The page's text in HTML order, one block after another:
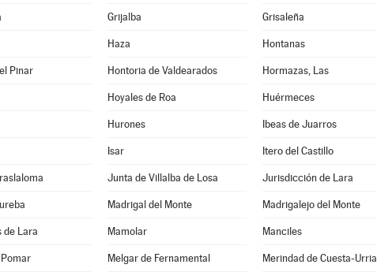
Grijalba Grisaleña
Haza Hontanas
Pinar Hontoria de Valdearados Hormazas, Las
Hoyales de Roa Huérmeces
Hurones Ibeas de Juarros
Isar Itero del Castillo
Junta de Villalba de Losa Jurisdicción de Lara
Madrigal del Monte Madrigalejo del Monte
de Lara Mamolar Manciles
Melgar de Fernamental Merindad de Cuesta-Urria